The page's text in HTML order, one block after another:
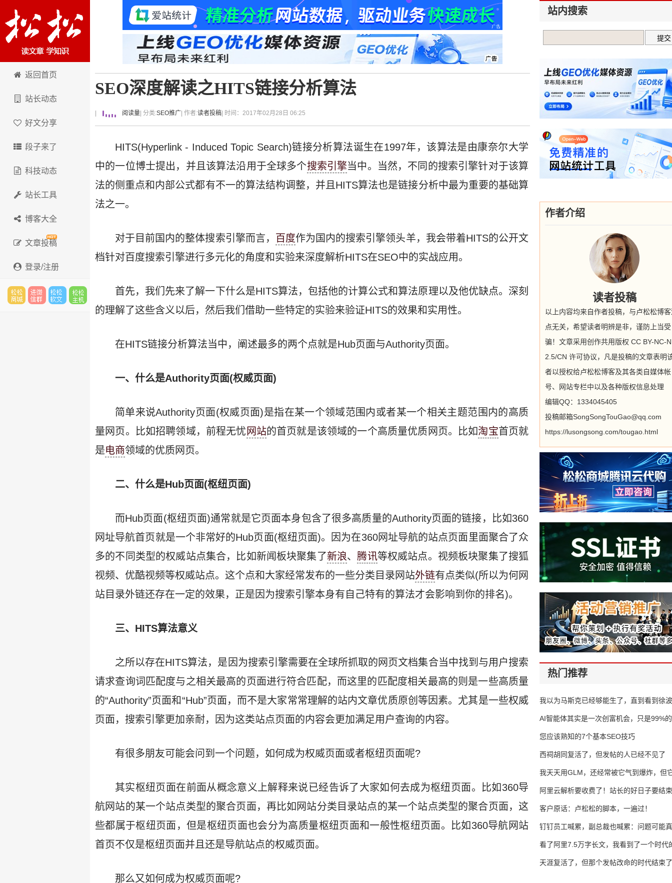
卢松松博客
返回首页
站长动态
好文分享
段子来了
科技动态
站长工具
博客大全
文章投稿
登录/注册
SEO深度解读之HITS链接分析算法
阅读量 | 分类:SEO推广 | 作者:读者投稿 | 时间：2017年02月28日 06:25
HITS(Hyperlink - Induced Topic Search)链接分析算法诞生在1997年，该算法是由康奈尔大学
中的一位博士提出，并且该算法沿用于全球多个搜索引擎当中。当然，不同的搜索引擎针对于该算
法的侧重点和内部公式都有不一的算法结构调整，并且HITS算法也是链接分析中最为重要的基础算
法之一。
对于目前国内的整体搜索引擎而言， 百度作为国内的搜索引擎领头羊，我会带着HITS的公开文
档针对百度搜索引擎进行多元化的角度和实验来深度解析HITS在SEO中的实战应用。
首先，我们先来了解一下什么是HITS算法，包括他的计算公式和算法原理以及他优缺点。深刻
的理解了这些含义以后，然后我们借助一些特定的实验来验证HITS的效果和实用性。
在HITS链接分析算法当中，阐述最多的两个点就是Hub页面与Authority页面。
一、什么是Authority页面(权威页面)
简单来说Authority页面(权威页面)是指在某一个领域范围内或者某一个相关主题范围内的高质
量网页。比如招聘领域，前程无忧 网站的首页就是该领域的一个高质量优质网页。比如淘宝首页就
是电商领域的优质网页。
二、什么是Hub页面(枢纽页面)
而Hub页面(枢纽页面)通常就是它页面本身包含了很多高质量的Authority页面的链接，比如360
网址导航首页就是一个非常好的Hub页面(枢纽页面)。因为在360网址导航的站点页面里面聚合了众
多的不同类型的权威站点集合，比如新闻板块聚集了新浪、 腾讯等权威站点。视频板块聚集了搜狐
视频、优酷视频等权威站点。这个点和大家经常发布的一些分类目录网站外链有点类似(所以为何网
站目录外链还存在一定的效果，正是因为搜索引擎本身有自己特有的算法才会影响到你的排名)。
三、HITS算法意义
之所以存在HITS算法，是因为搜索引擎需要在全球所抓取的网页文档集合当中找到与用户搜索
请求查询词匹配度与之相关最高的页面进行符合匹配，而这里的匹配度相关最高的则是一些高质量
的“Authority”页面和“Hub”页面，而不是大家常常理解的站内文章优质原创等因素。尤其是一些权威
页面，搜索引擎更加亲耐，因为这类站点页面的内容会更加满足用户查询的内容。
有很多朋友可能会问到一个问题，如何成为权威页面或者枢纽页面呢?
其实枢纽页面在前面从概念意义上解释来说已经告诉了大家如何去成为枢纽页面。比如360导
航网站的某一个站点类型的聚合页面，再比如网站分类目录站点的某一个站点类型的聚合页面，这
些都属于枢纽页面，但是枢纽页面也会分为高质量枢纽页面和一般性枢纽页面。比如360导航网站
首页不仅是枢纽页面并且还是导航站点的权威页面。
那么又如何成为权威页面呢?
站内搜索
作者介绍
读者投稿
以上内容均来自作者投稿，与卢松松博
点无关，希望读者明辨是非，谨防上当受
骗！文章采用创作共用版权 CC BY-NC-
2.5/CN 许可协议，凡是投稿的文章表明
者以授权给卢松松博客及其各类自媒体帐
号、网站专栏中以及各种版权信息处理
编辑QQ：1334045405
投稿邮箱SongSongTouGao@qq.com
https://lusongsong.com/tougao.html
热门推荐
我以为马斯克已经够能生了，直到看到
AI智能体其实是一次创富机会，只是99%
错过了
您应该熟知的7个基本SEO技巧
西祠胡同复活了，但发帖的人已经不见了
我天天用GLM，还经常被它气到爆炸，但
16万亿
阿里云解析要收费了！站长的好日子要结
客户原话：卢松松的脚本，一遍过！
钉钉员工喊累，副总裁也喊累：问题可能
了
看了阿里7.5万字长文，我看到了一个时代
天涯复活了，但那个发帖改命的时代结束了